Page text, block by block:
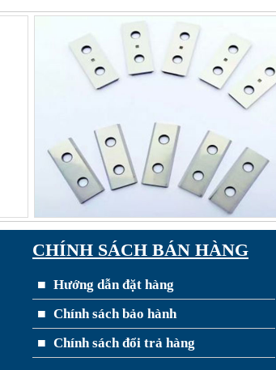
CHÍNH SÁCH BÁN HÀNG
Hướng dẫn đặt hàng
Chính sách bảo hành
Chính sách đổi trả hàng